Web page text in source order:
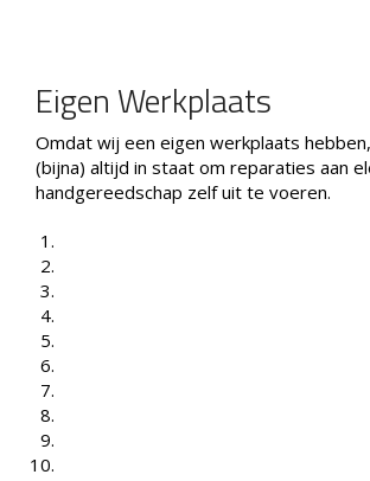
Eigen Werkplaats
Omdat wij een eigen werkplaats
(bijna) altijd in staat om reparaties aan
handgereedschap zelf uit te voeren.